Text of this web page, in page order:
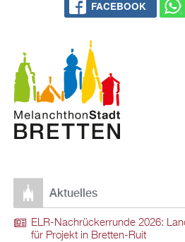
FACEBOOK
Aktuelles
ELR-Nachrückerrunde 2026:
für Projekt in Bretten-Ruit